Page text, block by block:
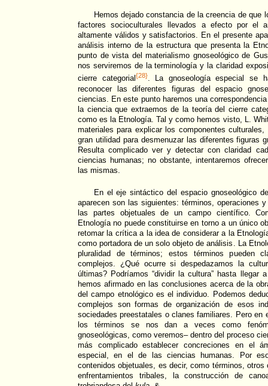
Hemos dejado constancia de la creencia de que
factores socioculturales llevados a efecto por el
altamente válidos y satisfactorios. En el presente
análisis interno de la estructura que presenta la
punto de vista del materialismo gnoseológico de
nos serviremos de la terminología y la claridad
cierre categorial{28}. La gnoseología especial se
reconocer las diferentes figuras del espacio
ciencias. En este punto haremos una
la ciencia que extraemos de la teoría del cierre
como es la Etnología. Tal y como hemos visto, L.
materiales para explicar los componentes
gran utilidad para desmenuzar las diferentes figuras
Resulta complicado ver y detectar con claridad
ciencias humanas; no obstante, intentaremos
las mismas.
En el eje sintáctico del espacio gnoseológico
aparecen son las siguientes: términos, operaciones
las partes objetuales de un campo científico.
Etnología no puede constituirse en torno a un único
retomar la crítica a la idea de considerar a la
como portadora de un solo objeto de análisis. La
pluralidad de términos; estos términos pueden
complejos. ¿Qué ocurre si despedazamos la
últimas? Podríamos “dividir la cultura” hasta llegar
hemos afirmado en las conclusiones acerca de la
del campo etnológico es el individuo. Podemos
complejos son formas de organización de esos
sociedades preestatales o clanes familiares. Pero en
los términos se nos dan a veces como
gnoseológicas, como veremos– dentro del proceso
más complicado establecer concreciones en el
especial, en el de las ciencias humanas. Por
contenidos objetuales, es decir, como términos,
enfrentamientos tribales, la construcción de